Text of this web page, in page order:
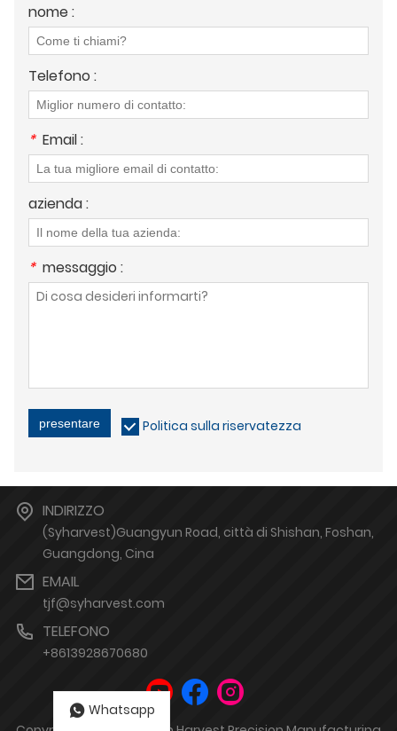
nome :
Telefono :
* Email :
azienda :
* messaggio :
presentare Politica sulla riservatezza
INDIRIZZO
(Syharvest)Guangyun Road, città di Shishan, Foshan,
Guangdong, Cina
EMAIL
tjf@syharvest.com
TELEFONO
+8613928670680
Whatsapp